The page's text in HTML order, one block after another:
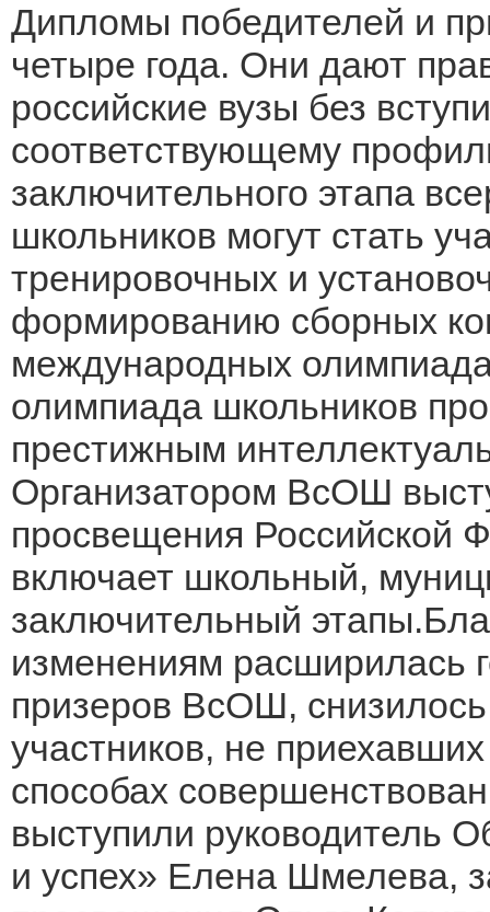
Дипломы победителей и
четыре года. Они дают
российские вузы без
соответствующему
заключительного этапа
школьников могут стать
тренировочных и
формированию сборных
международных
олимпиада школьников
престижным
Организатором ВсОШ
просвещения Российской
включает школьный,
заключительный
изменениям расширилась
призеров ВсОШ,
участников, не
способах
выступили руководитель
и успех» Елена Шмелева,